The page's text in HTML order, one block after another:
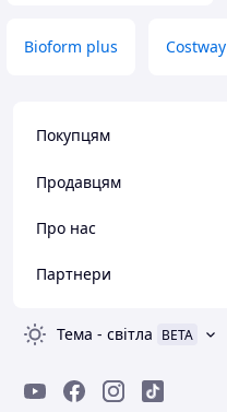
Bioform plus Costway
Покупцям
Продавцям
Про нас
Партнери
Тема - світла BETA